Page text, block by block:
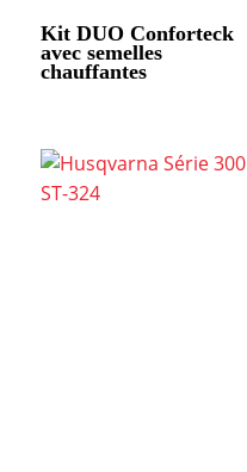
Kit DUO Conforteck
avec semelles
chauffantes